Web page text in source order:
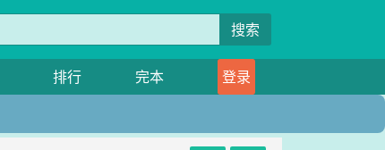
搜索
排行 完本
登录